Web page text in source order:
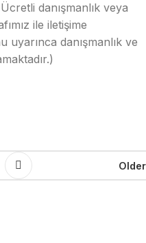
danışmanlık veya
ile iletişime
uyarınca danışmanlık ve
Older